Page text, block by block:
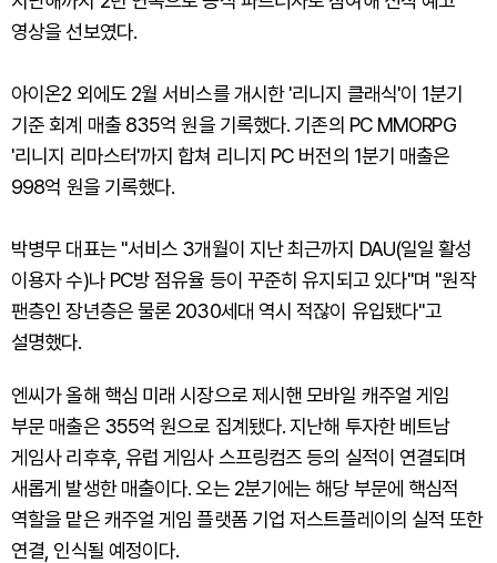
영상을 선보였다.
아이온2 외에도 2월 서비스를 개시한 '리니지 클래식'이 1분기
기준 회계 매출 835억 원을 기록했다. 기존의 PC MMORPG
'리니지 리마스터'까지 합쳐 리니지 PC 버전의 1분기 매출은
998억 원을 기록했다.
박병무 대표는 "서비스 3개월이 지난 최근까지 DAU(일일 활성
이용자 수)나 PC방 점유율 등이 꾸준히 유지되고 있다"며 "원작
팬층인 장년층은 물론 2030세대 역시 적잖이 유입됐다"고
설명했다.
엔씨가 올해 핵심 미래 시장으로 제시핸 모바일 캐주얼 게임
부문 매출은 355억 원으로 집계됐다. 지난해 투자한 베트남
게임사 리후후, 유럽 게임사 스프링컴즈 등의 실적이 연결되며
새롭게 발생한 매출이다. 오는 2분기에는 해당 부문에 핵심적
역할을 맡은 캐주얼 게임 플랫폼 기업 저스트플레이의 실적 또한
연결, 인식될 예정이다.